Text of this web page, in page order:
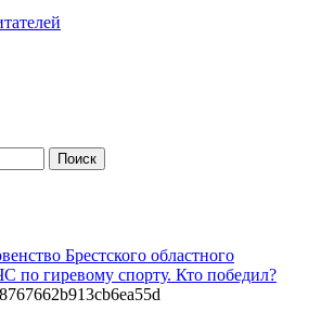
Брестского областного
по гиревому спорту. Кто победил?